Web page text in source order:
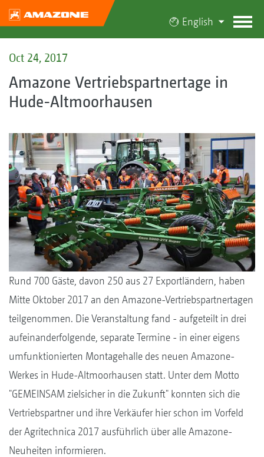
English
Oct 24, 2017
Amazone Vertriebspartnertage in
Hude-Altmoorhausen
Rund 700 Gäste, davon 250 aus 27 Exportländern, haben
Mitte Oktober 2017 an den Amazone-Vertriebspartnertagen
teilgenommen. Die Veranstaltung fand - aufgeteilt in drei
aufeinanderfolgende, separate Termine - in einer eigens
umfunktionierten Montagehalle des neuen Amazone-
Werkes in Hude-Altmoorhausen statt. Unter dem Motto
"GEMEINSAM zielsicher in die Zukunft" konnten sich die
Vertriebspartner und ihre Verkäufer hier schon im Vorfeld
der Agritechnica 2017 ausführlich über alle Amazone-
Neuheiten informieren.